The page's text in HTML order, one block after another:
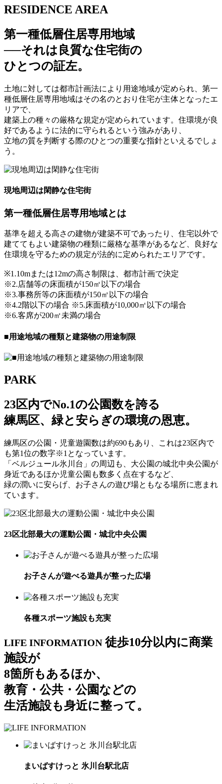
RESIDENCE AREA
第一種低層住居専用地域
──それは良質な住宅街の
ひとつの証左。
土地に対しては都市計画法により用途地域が定められ、第一
種低層住居専用地域はその名のとおり住宅が主体となったエ
リアで、
建築上の種々の厳格な規定が定められています。住環境が良
好であるように法的に守られるという強みがあり、
立地の質を判断する際のひとつの重要な指針といえるでしょ
う。
現地周辺は閑静な住宅街
第一種低層住居専用地域とは
基準を超える高さの建物が建築不可であったり、住宅以外で
建ててもよい建築物の種類に厳格な基準があるなど、良好な
住環境を守るための規定が法的に定められたエリアです。
※1.10mまたは12mの高さ制限は、都市計画で決定
※2.店舗等の床面積が150㎡以下の場合
※3.事務所等の床面積が150㎡以下の場合
※4.2階以下の場合 ※5.床面積が10,000㎡以下の場合
※6.客席が200㎡未満の場合
■用途地域の種類と建築物の用途制限
PARK
23区内でNo.1の公園数を誇る
練馬区、緑と安らぎの環境の恩恵。
練馬区の公園・児童遊園数は約690もあり、これは23区内で
も第1位の数字※1となっています。
「ベルジュール氷川台」の周辺も、大公園の城北中央公園が
身近であるほか児童公園も数多く点在するなど、
緑の潤いに安らげ、お子さんの遊び場ともなる場所に恵まれ
ています。
23区北部最大の運動公園・城北中央公園
お子さんが遊べる遊具が整った広場
各種スポーツ施設も充実
LIFE INFORMATION徒歩10分以内に商業
施設が
8箇所もあるほか、
教育・公共・公園などの
生活施設も身近に整って。
まいばすけっと 氷川台駅北店